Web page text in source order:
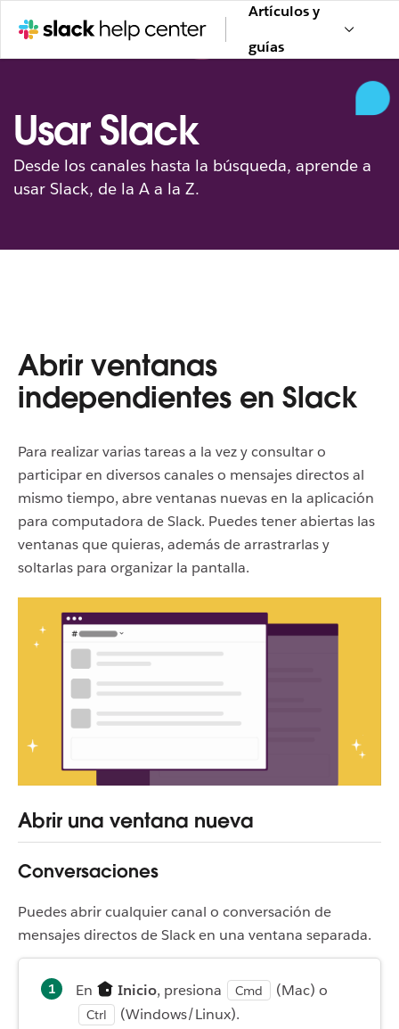
Artículos y
guías
Usar Slack
Desde los canales hasta la búsqueda, aprende a
usar Slack, de la A a la Z.
Abrir ventanas
independientes en Slack
Para realizar varias tareas a la vez y consultar o
participar en diversos canales o mensajes directos al
mismo tiempo, abre ventanas nuevas en la aplicación
para computadora de Slack. Puedes tener abiertas las
ventanas que quieras, además de arrastrarlas y
soltarlas para organizar la pantalla.
Abrir una ventana nueva
Conversaciones
Puedes abrir cualquier canal o conversación de
mensajes directos de Slack en una ventana separada.
En Inicio, presiona Cmd (Mac) o
Ctrl
(Windows/Linux).